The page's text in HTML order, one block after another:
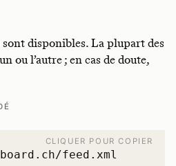
disponibles. La plupart des
ou l’autre ; en cas de doute,
feed.xml
CLIQUER POUR COPIER